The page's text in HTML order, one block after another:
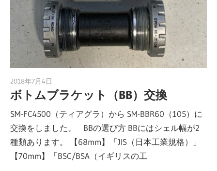
2018年7月4日
ボトムブラケット（BB）交換
SM-FC4500（ティアグラ）から SM-BBR60（105）に
交換をしました。 BBの選び方 BBにはシェル幅が2
種類あります。 【68mm】「JIS（日本工業規格）」
【70mm】「BSC/BSA（イギリスの工